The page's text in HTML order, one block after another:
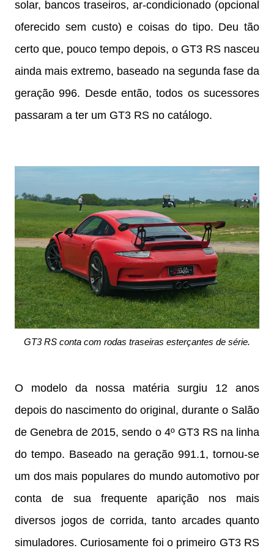
solar, bancos traseiros, ar-condicionado (opcional
oferecido sem custo) e coisas do tipo. Deu tão
certo que, pouco tempo depois, o GT3 RS nasceu
ainda mais extremo, baseado na segunda fase da
geração 996. Desde então, todos os sucessores
passaram a ter um GT3 RS no catálogo.
GT3 RS conta com rodas traseiras esterçantes de série.
O modelo da nossa matéria surgiu 12 anos
depois do nascimento do original, durante o Salão
de Genebra de 2015, sendo o 4º GT3 RS na linha
do tempo. Baseado na geração 991.1, tornou-se
um dos mais populares do mundo automotivo por
conta de sua frequente aparição nos mais
diversos jogos de corrida, tanto arcades quanto
simuladores. Curiosamente foi o primeiro GT3 RS